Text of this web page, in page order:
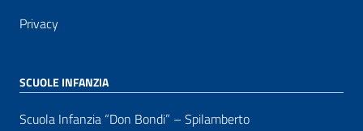
Privacy
SCUOLE INFANZIA
Scuola Infanzia “Don Bondi” – Spilamberto